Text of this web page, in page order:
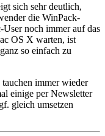
sich sehr deutlich,
die WinPack-
noch immer auf das
OS X warten, ist
so einfach zu
immer wieder
einige per Newsletter
gleich umsetzen